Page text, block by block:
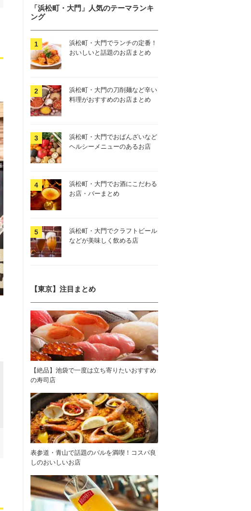
「浜松町・大門」人気のテーマランキ
ング
浜松町・大門でランチの定番！
おいしいと話題のお店まとめ
浜松町・大門の刀削麺など辛い
料理がおすすめのお店まとめ
浜松町・大門でおばんざいなど
ヘルシーメニューのあるお店
浜松町・大門でお酒にこだわる
お店・バーまとめ
浜松町・大門でクラフトビール
などが美味しく飲める店
【東京】注目まとめ
【絶品】池袋で一度は立ち寄りたいおすすめ
の寿司店
表参道・青山で話題のバルを満喫！コスパ良
しのおいしいお店